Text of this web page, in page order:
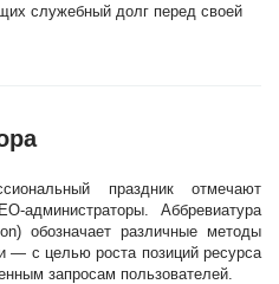
служебный долг перед своей
праздник отмечают
администраторы. Аббревиатура
обозначает различные методы
— с целью роста позиций ресурса
запросам пользователей.